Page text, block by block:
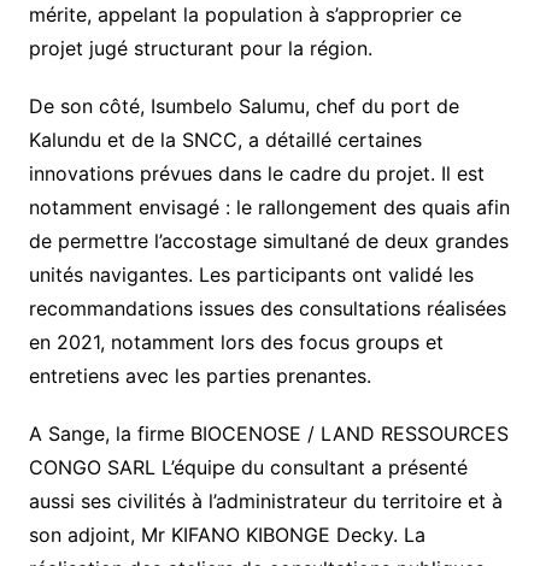
mérite, appelant la population à s’approprier ce
projet jugé structurant pour la région.
De son côté, Isumbelo Salumu, chef du port de
Kalundu et de la SNCC, a détaillé certaines
innovations prévues dans le cadre du projet. Il est
notamment envisagé : le rallongement des quais afin
de permettre l’accostage simultané de deux grandes
unités navigantes. Les participants ont validé les
recommandations issues des consultations réalisées
en 2021, notamment lors des focus groups et
entretiens avec les parties prenantes.
A Sange, la firme BIOCENOSE / LAND RESSOURCES
CONGO SARL L’équipe du consultant a présenté
aussi ses civilités à l’administrateur du territoire et à
son adjoint, Mr KIFANO KIBONGE Decky. La